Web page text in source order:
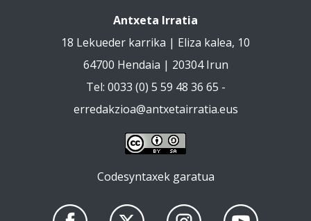
Antxeta Irratia
18 Lekueder karrika | Eliza kalea, 10
64700 Hendaia | 20304 Irun
Tel: 0033 (0) 5 59 48 36 65 -
erredakzioa@antxetairratia.eus
Codesyntaxek garatua